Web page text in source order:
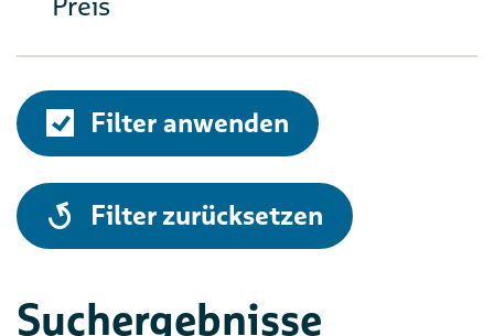
Filter anwenden
alle
Filter zurücksetzen
Suchergebnisse